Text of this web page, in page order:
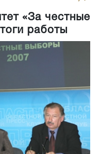
«За честные
работы